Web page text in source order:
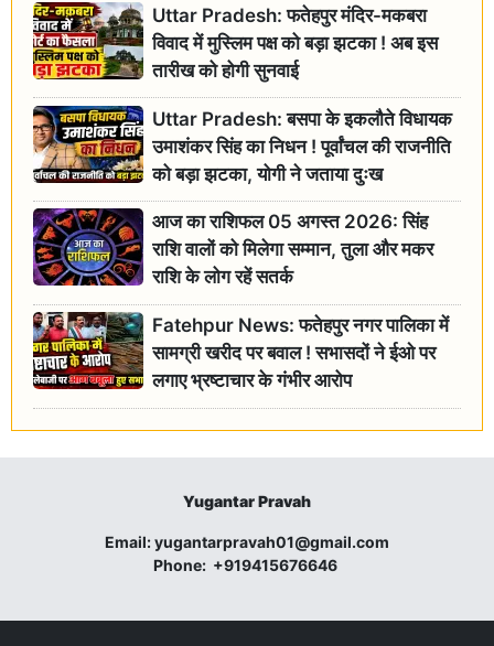
Uttar Pradesh: फतेहपुर मंदिर-मकबरा
विवाद में मुस्लिम पक्ष को बड़ा झटका ! अब इस
तारीख को होगी सुनवाई
Uttar Pradesh: बसपा के इकलौते विधायक
उमाशंकर सिंह का निधन ! पूर्वांचल की राजनीति
को बड़ा झटका, योगी ने जताया दुःख
आज का राशिफल 05 अगस्त 2026: सिंह
राशि वालों को मिलेगा सम्मान, तुला और मकर
राशि के लोग रहें सतर्क
Fatehpur News: फतेहपुर नगर पालिका में
सामग्री खरीद पर बवाल ! सभासदों ने ईओ पर
लगाए भ्रष्टाचार के गंभीर आरोप
Yugantar Pravah
Email:yugantarpravah01@gmail.com
Phone: +919415676646